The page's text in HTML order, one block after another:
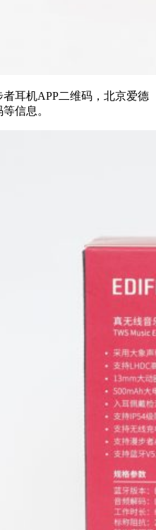
耳机APP二维码，北京爱德
信息。